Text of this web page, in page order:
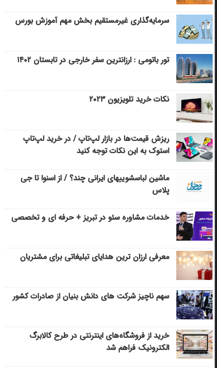
سرمایه‌گذاری غیرمستقیم بخش مهم آموزش بورس
تور باتومی : ارزانترین سفر خارجی در تابستان ۱۴۰۲
نکات خرید تلویزیون ۲۰۲۳
ریزش قیمت‌ها در بازار لپ‌تاپ / در خرید لپ‌تاپ
استوک به این نکات توجه کنید
ماشین لباسشویی‎های ایرانی چند؟ / از اسنوا تا جی
پلاس
خدمات مشاوره سئو در تبریز + حرفه ای و تخصصی
معرفی ارزان ترین هدایای تبلیغاتی برای مشتریان
سهم ناچیز شرکت های دانش بنیان از صادرات کشور
خرید از فروشگاه‌های اینترنتی در طرح کالابرگ
الکترونیک فراهم شد